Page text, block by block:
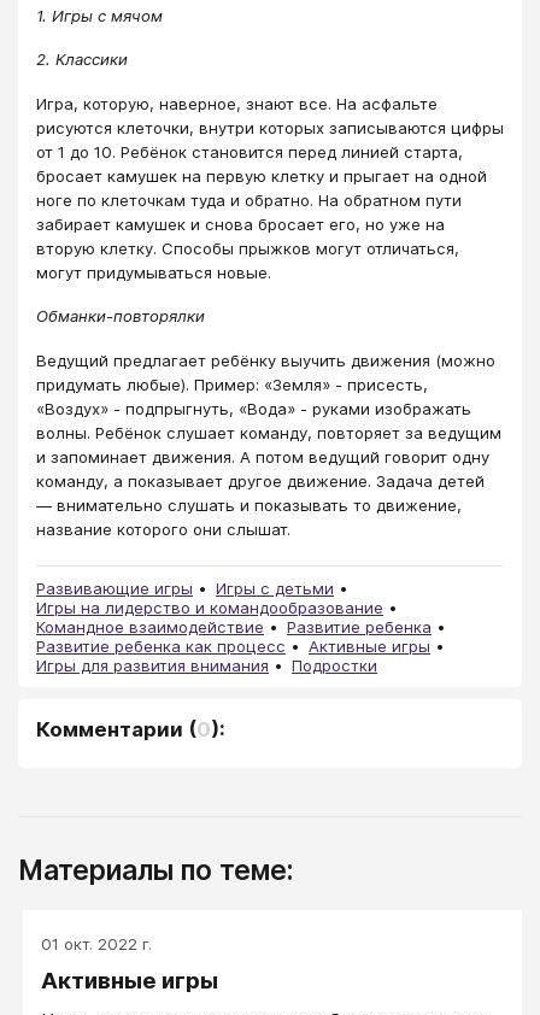
1. Игры с мячом
2. Классики
Игра, которую, наверное, знают все. На асфальте
рисуются клеточки, внутри которых записываются цифры
от 1 до 10. Ребёнок становится перед линией старта,
бросает камушек на первую клетку и прыгает на одной
ноге по клеточкам туда и обратно. На обратном пути
забирает камушек и снова бросает его, но уже на
вторую клетку. Способы прыжков могут отличаться,
могут придумываться новые.
Обманки-повторялки
Ведущий предлагает ребёнку выучить движения (можно
придумать любые). Пример: «Земля» - присесть,
«Воздух» - подпрыгнуть, «Вода» - руками изображать
волны. Ребёнок слушает команду, повторяет за ведущим
и запоминает движения. А потом ведущий говорит одну
команду, а показывает другое движение. Задача детей
— внимательно слушать и показывать то движение,
название которого они слышат.
Развивающие игры
Игры с детьми
Игры на лидерство и командообразование
Командное взаимодействие
Развитие ребенка
Развитие ребенка как процесс
Активные игры
Игры для развития внимания
Подростки
Комментарии (0):
Материалы по теме:
01 окт. 2022 г.
Активные игры